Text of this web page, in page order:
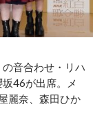
音合わせ・リハ
46が出席。メ
麗奈、森田ひか